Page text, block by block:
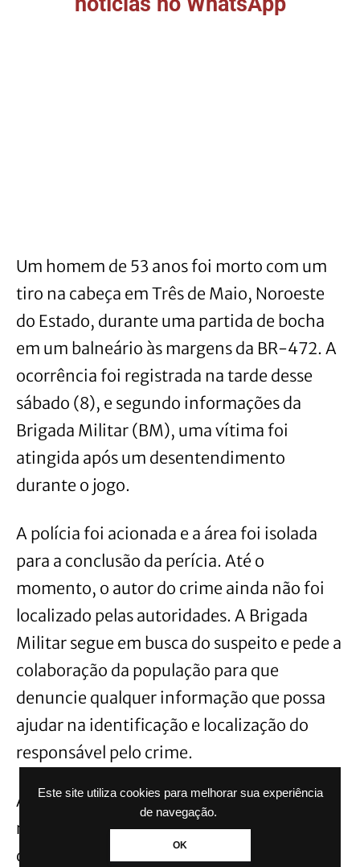
Este site utiliza cookies para melhorar sua experiência
de navegação.
OK
Um homem de 53 anos foi morto com um
tiro na cabeça em Três de Maio, Noroeste
do Estado, durante uma partida de bocha
em um balneário às margens da BR-472. A
ocorrência foi registrada na tarde desse
sábado (8), e segundo informações da
Brigada Militar (BM), uma vítima foi
atingida após um desentendimento
durante o jogo.
A polícia foi acionada e a área foi isolada
para a conclusão da perícia. Até o
momento, o autor do crime ainda não foi
localizado pelas autoridades. A Brigada
Militar segue em busca do suspeito e pede a
colaboração da população para que
denuncie qualquer informação que possa
ajudar na identificação e localização do
responsável pelo crime.
A polícia investiga o motivo da briga que
resultou na morte do homem e não
descartou nenhuma hipótese até o